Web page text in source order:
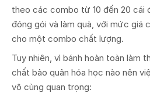
theo các combo từ 10 đến 20 cái
đóng gói và làm quà, với mức giá
cho một combo chất lượng.
Tuy nhiên, vì bánh hoàn toàn làm
chất bảo quản hóa học nào nên
vô cùng quan trọng: